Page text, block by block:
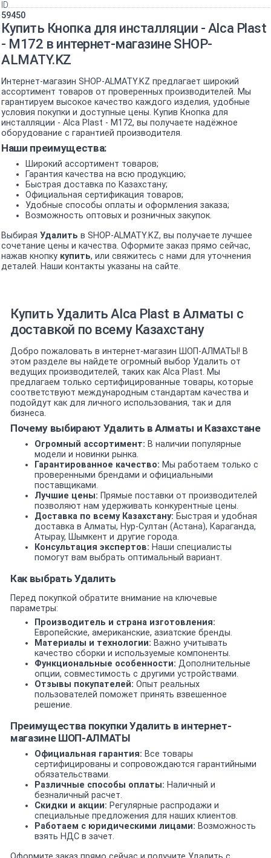
ID
59450
Купить Кнопка для инсталляции - Alca Plast
- M172 в интернет-магазине SHOP-
ALMATY.KZ
Интернет-магазин SHOP-ALMATY.KZ предлагает широкий
ассортимент товаров от проверенных производителей. Мы
гарантируем высокое качество каждого изделия, удобные
условия покупки и доступные цены. Купив Кнопка для
инсталляции - Alca Plast - M172, вы получаете надёжное
оборудование с гарантией производителя.
Наши преимущества:
Широкий ассортимент товаров;
Гарантия качества на всю продукцию;
Быстрая доставка по Казахстану;
Официальная сертификация товаров;
Удобные способы оплаты и оформления заказа;
Возможность оптовых и розничных закупок.
Выбирая Удалить в SHOP-ALMATY.KZ, вы получаете лучшее
сочетание цены и качества. Оформите заказ прямо сейчас,
нажав кнопку купить, или свяжитесь с нами для уточнения
деталей. Наши контакты указаны на сайте.
Купить Удалить Alca Plast в Алматы с
доставкой по всему Казахстану
Добро пожаловать в интернет-магазин ШОП-АЛМАТЫ! В
этом разделе вы найдете огромный выбор Удалить от
ведущих производителей, таких как Alca Plast. Мы
предлагаем только сертифицированные товары, которые
соответствуют международным стандартам качества и
подойдут как для личного использования, так и для
бизнеса.
Почему выбирают Удалить в Алматы и Казахстане
Огромный ассортимент: В наличии популярные
модели и новинки рынка.
Гарантированное качество: Мы работаем только с
проверенными брендами и официальными
поставщиками.
Лучшие цены: Прямые поставки от производителей
позволяют нам удерживать конкурентные цены.
Доставка по всему Казахстану: Быстрая и удобная
доставка в Алматы, Нур-Султан (Астана), Караганда,
Атырау, Шымкент и другие города.
Консультация экспертов: Наши специалисты
помогут вам выбрать оптимальный вариант.
Как выбрать Удалить
Перед покупкой обратите внимание на ключевые
параметры:
Производитель и страна изготовления:
Европейские, американские, азиатские бренды.
Материалы и технологии: Важно учитывать
качество сборки и используемые компоненты.
Функциональные особенности: Дополнительные
опции, совместимость с другими устройствами.
Отзывы покупателей: Опыт реальных
пользователей поможет принять взвешенное
решение.
Преимущества покупки Удалить в интернет-
магазине ШОП-АЛМАТЫ
Официальная гарантия: Все товары
сертифицированы и сопровождаются гарантийными
обязательствами.
Различные способы оплаты: Наличный и
безналичный расчет.
Скидки и акции: Регулярные распродажи и
специальные предложения для наших клиентов.
Работаем с юридическими лицами: Возможность
взять НДС в зачет.